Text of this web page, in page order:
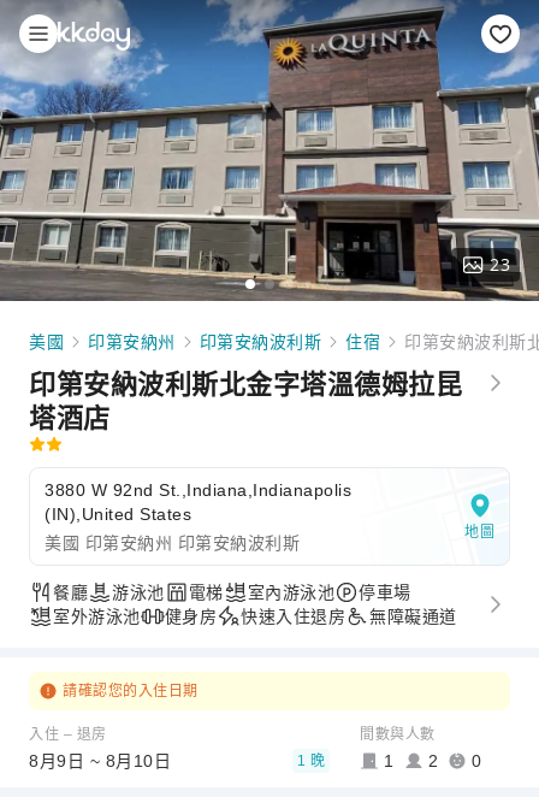
23
美國 印第安納州 印第安納波利斯 住宿 印第安納波利斯
印第安納波利斯北金字塔溫德姆拉昆
塔酒店
3880 W 92nd St.,Indiana,Indianapolis
(IN),United States
美國 印第安納州 印第安納波利斯
地圖
餐廳 游泳池 電梯 室內游泳池
停車場
室外游泳池
健身房 快速入住退房 無障礙通道
請確認您的入住日期
入住 – 退房
8月9日 ~ 8月10日 1 晚
間數與人數
1 2 0